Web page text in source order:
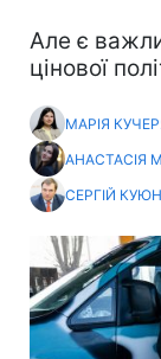
Але є
цінової
МАРІЯ
АНАСТАСІЯ
СЕРГІЙ КУЮН